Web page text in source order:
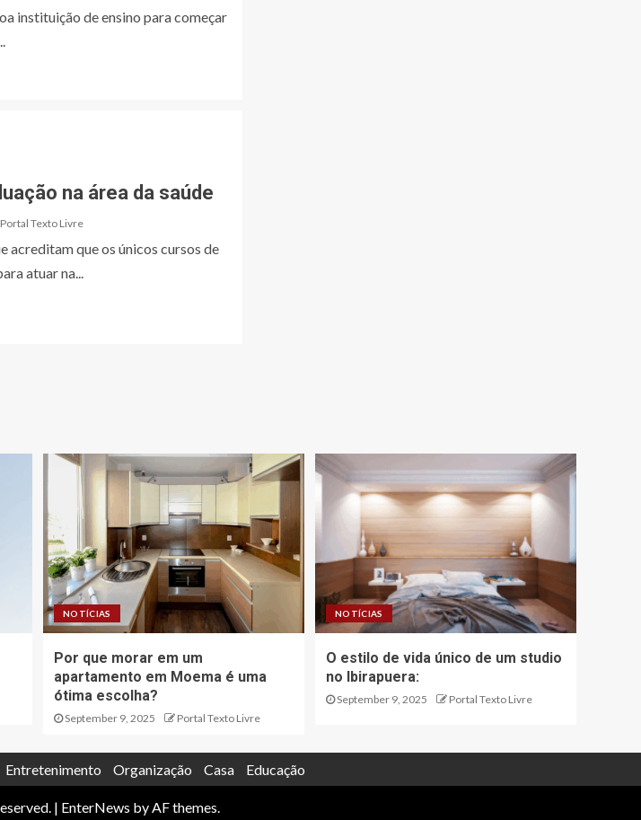
instituição de ensino para começar
na área da saúde
Texto Livre
acreditam que os únicos cursos de
atuar na...
NOTÍCIAS
Por que morar em um
apartamento em Moema é uma
ótima escolha?
September 9, 2025 Portal Texto Livre
NOTÍCIAS
O estilo de vida único de um studio
no Ibirapuera:
September 9, 2025 Portal Texto Livre
Entretenimento Organização Casa Educação
| EnterNews by AF themes.